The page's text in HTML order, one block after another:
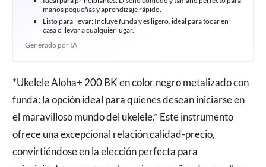
manos pequeñas y aprendizaje rápido.
Listo para llevar: Incluye funda y es ligero, ideal para tocar en
casa o llevar a cualquier lugar.
Generado por IA
*Ukelele Aloha+ 200 BK en color negro metalizado con
funda: la opción ideal para quienes desean iniciarse en
el maravilloso mundo del ukelele.* Este instrumento
ofrece una excepcional relación calidad-precio,
convirtiéndose en la elección perfecta para